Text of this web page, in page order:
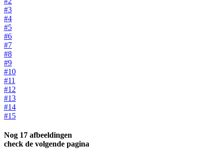
#3
#4
#5
#6
#7
#8
#9
#10
#11
#12
#13
#14
#15
Nog 17 afbeeldingen
check de volgende pagina